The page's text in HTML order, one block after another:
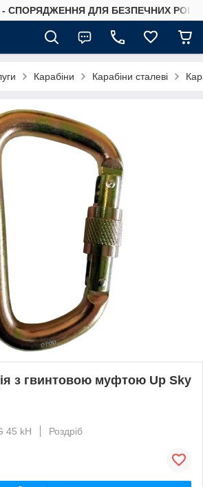
СПОРЯДЖЕННЯ ДЛЯ БЕЗПЕЧНИХ
Карабіни Карабіни сталеві
з гвинтовою муфтою Up Sky
45 kH
Роздріб